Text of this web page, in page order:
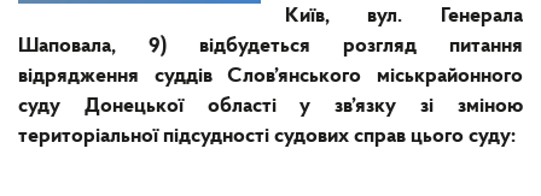
Київ, вул. Генерала
Шаповала, 9) відбудеться розгляд питання
відрядження суддів Слов’янського міськрайонного
суду Донецької області у зв’язку зі зміною
територіальної підсудності судових справ цього суду: